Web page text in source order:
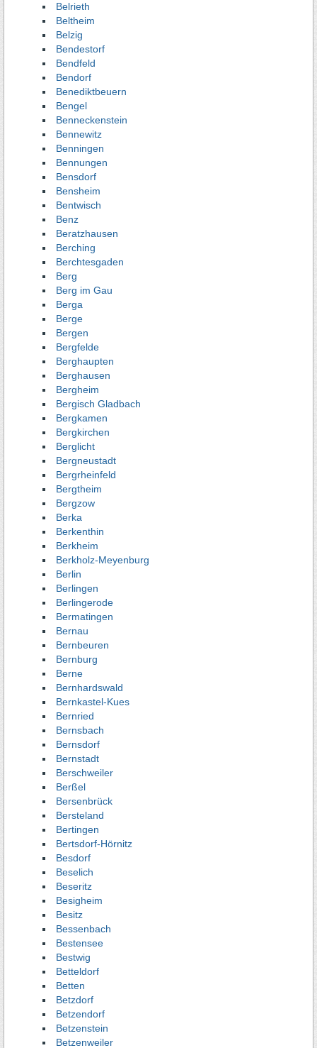
Belrieth
Beltheim
Belzig
Bendestorf
Bendfeld
Bendorf
Benediktbeuern
Bengel
Benneckenstein
Bennewitz
Benningen
Bennungen
Bensdorf
Bensheim
Bentwisch
Benz
Beratzhausen
Berching
Berchtesgaden
Berg
Berg im Gau
Berga
Berge
Bergen
Bergfelde
Berghaupten
Berghausen
Bergheim
Bergisch Gladbach
Bergkamen
Bergkirchen
Berglicht
Bergneustadt
Bergrheinfeld
Bergtheim
Bergzow
Berka
Berkenthin
Berkheim
Berkholz-Meyenburg
Berlin
Berlingen
Berlingerode
Bermatingen
Bernau
Bernbeuren
Bernburg
Berne
Bernhardswald
Bernkastel-Kues
Bernried
Bernsbach
Bernsdorf
Bernstadt
Berschweiler
Berßel
Bersenbrück
Bersteland
Bertingen
Bertsdorf-Hörnitz
Besdorf
Beselich
Beseritz
Besigheim
Besitz
Bessenbach
Bestensee
Bestwig
Betteldorf
Betten
Betzdorf
Betzendorf
Betzenstein
Betzenweiler